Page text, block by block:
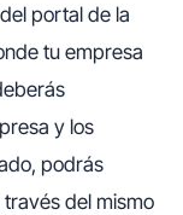
portal de la
tu empresa
y los
podrás
del mismo